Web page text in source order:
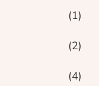
(1)
(2)
(4)